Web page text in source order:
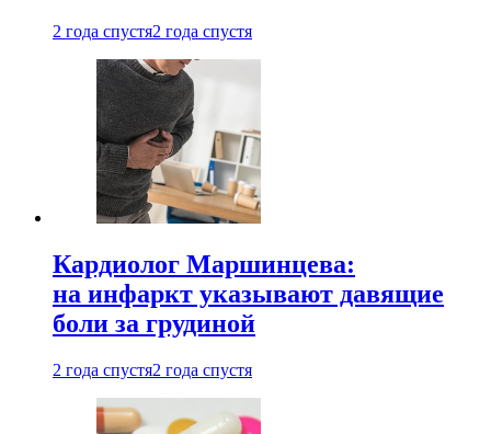
2 года спустя2 года спустя
Кардиолог Маршинцева:
на инфаркт указывают давящие
боли за грудиной
2 года спустя2 года спустя